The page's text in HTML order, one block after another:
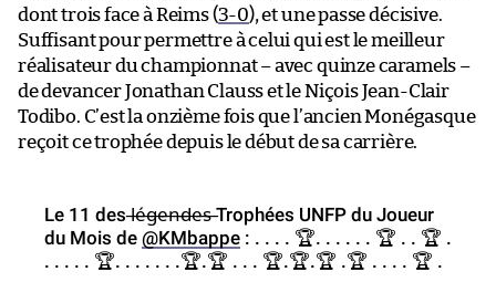
dont trois face à Reims (3-0), et une passe décisive.
Suffisant pour permettre à celui qui est le meilleur
réalisateur du championnat – avec quinze caramels –
de devancer Jonathan Clauss et le Niçois Jean-Clair
Todibo. C’est la onzième fois que l’ancien Monégasque
reçoit ce trophée depuis le début de sa carrière.
Le 11 des l̶é̶g̶e̶n̶d̶e̶s̶ Trophées UNFP du Joueur
du Mois de @KMbappe : . . . . 🏆. . . . . . 🏆 . . 🏆 .
. . . . . 🏆. . . . . . .🏆.🏆 . . . 🏆.🏆.🏆 .🏆 . . . . 🏆 .